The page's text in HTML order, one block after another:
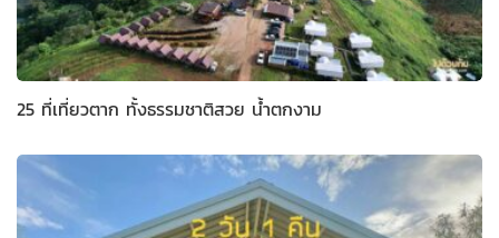
25 ที่เที่ยวตาก ทั้งธรรมชาติสวย น้ำตกงาม